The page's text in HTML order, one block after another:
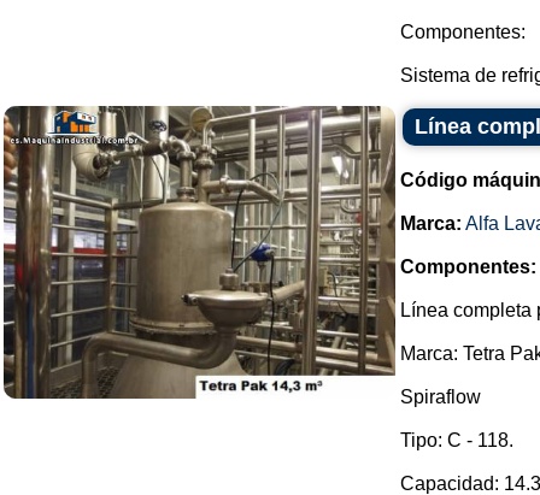
Componentes:
Sistema de
Línea
Código
Marca: Alfa
Componentes:
Línea completa
Marca: Tetra
Spiraflow
Tipo: C - 118.
Capacidad: